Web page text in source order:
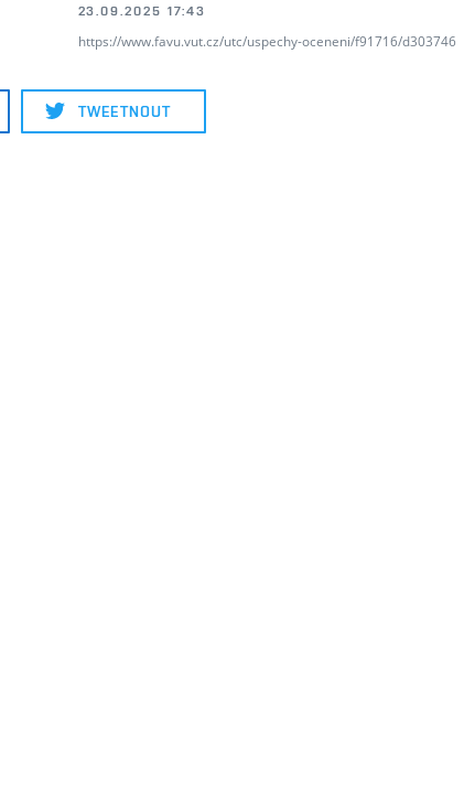
23.09.2025 17:43
https://www.favu.vut.cz/utc/uspechy-oceneni/f91716/d303746
TWEETNOUT